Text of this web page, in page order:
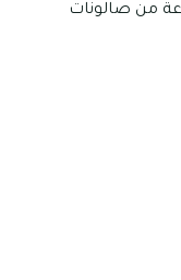
من صالونات